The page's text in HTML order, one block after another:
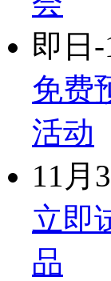
即日-
免费
活动
11月
立即
品